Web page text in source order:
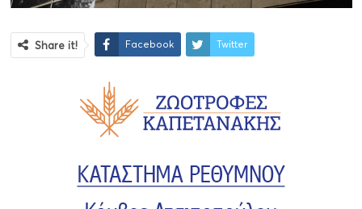
Share it! Facebook Twitter